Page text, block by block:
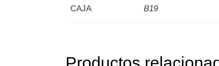
CAJA B19